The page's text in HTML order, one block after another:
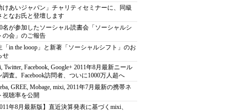
けあいジャパン」チャリティセミナーに、同級
となお氏と登壇します
名が参加したソーシャル読書会「ソーシャルシ
の会」のご報告
「in the looop」と新著「ソーシャルシフト」のお
せ
Twitter, Facebook, Google+ 2011年8月最新ニール
調査。Facebook訪問者、ついに1000万人超へ
GREE, Mobage, mixi, 2011年7月最新の携帯ネ
視聴率を公開
年8月最新版】直近決算発表に基づくmixi、